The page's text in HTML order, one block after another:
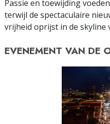
Passie en toewijding
terwijl de spectaculaire
vrijheid oprijst in de skyline
EVENEMENT VAN DE